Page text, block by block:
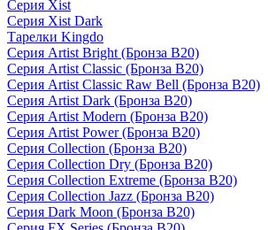
Серия Xist
Серия Xist Dark
Тарелки Kingdo
Серия Artist Bright (Бронза B20)
Серия Artist Classic (Бронза B20)
Серия Artist Classic Raw Bell (Бронза B20)
Серия Artist Dark (Бронза B20)
Серия Artist Modern (Бронза B20)
Серия Artist Power (Бронза B20)
Серия Collection (Бронза B20)
Серия Collection Dry (Бронза B20)
Серия Collection Extreme (Бронза B20)
Серия Collection Jazz (Бронза B20)
Серия Dark Moon (Бронза B20)